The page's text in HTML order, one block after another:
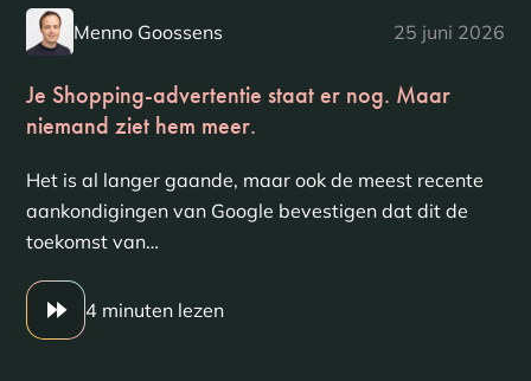
Menno Goossens 25 juni 2026
Je Shopping-advertentie staat er nog. Maar
niemand ziet hem meer.
Het is al langer gaande, maar ook de meest recente
aankondigingen van Google bevestigen dat dit de
toekomst van…
4 minuten lezen